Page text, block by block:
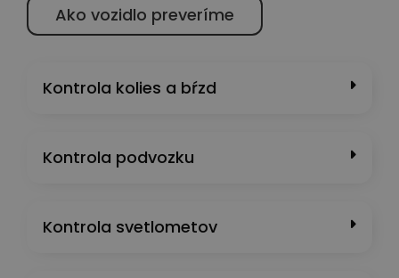
Ako vozidlo preveríme
Kontrola kolies a bŕzd
Kontrola podvozku
Kontrola svetlometov